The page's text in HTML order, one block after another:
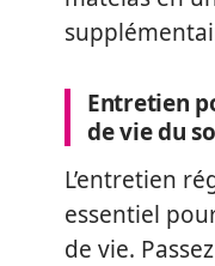
Entretien
de vie du
L’entretien
essentiel
de vie.